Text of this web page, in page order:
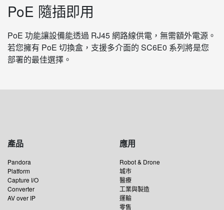
PoE 隨插即用
PoE 功能讓設備能透過 RJ45 網路線供電，無需額外電源。
若您擁有 PoE 切換盒，支援多介面的 SC6E0 系列將是您
部署的最佳選擇。
產品
Pandora
Platform
Capture I/O
Converter
AV over IP
應用
Robot & Drone
城市
醫療
工業與製造
運輸
零售